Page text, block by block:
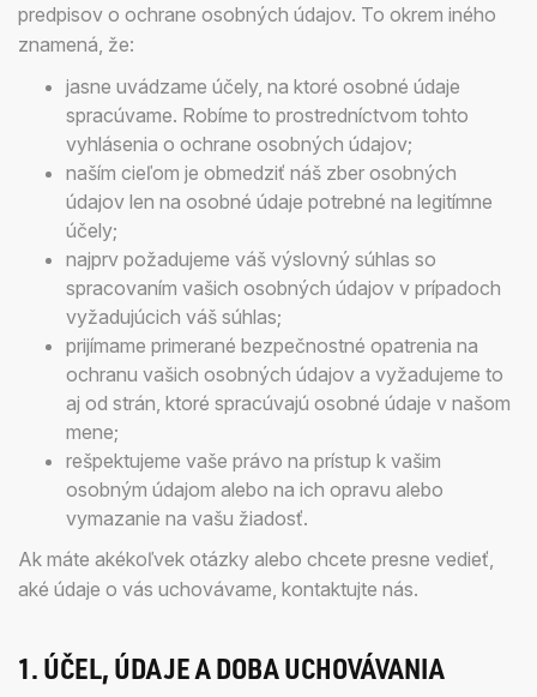
predpisov o ochrane osobných údajov. To okrem iného
znamená, že:
jasne uvádzame účely, na ktoré osobné údaje
spracúvame. Robíme to prostredníctvom tohto
vyhlásenia o ochrane osobných údajov;
naším cieľom je obmedziť náš zber osobných
údajov len na osobné údaje potrebné na legitímne
účely;
najprv požadujeme váš výslovný súhlas so
spracovaním vašich osobných údajov v prípadoch
vyžadujúcich váš súhlas;
prijímame primerané bezpečnostné opatrenia na
ochranu vašich osobných údajov a vyžadujeme to
aj od strán, ktoré spracúvajú osobné údaje v našom
mene;
rešpektujeme vaše právo na prístup k vašim
osobným údajom alebo na ich opravu alebo
vymazanie na vašu žiadosť.
Ak máte akékoľvek otázky alebo chcete presne vedieť,
aké údaje o vás uchovávame, kontaktujte nás.
1. ÚČEL, ÚDAJE A DOBA UCHOVÁVANIA